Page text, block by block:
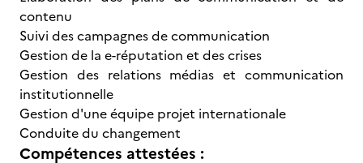
contenu
Suivi des campagnes de communication
Gestion de la e-réputation et des crises
Gestion des relations médias et communication
institutionnelle
Gestion d'une équipe projet internationale
Conduite du changement
Compétences attestées :